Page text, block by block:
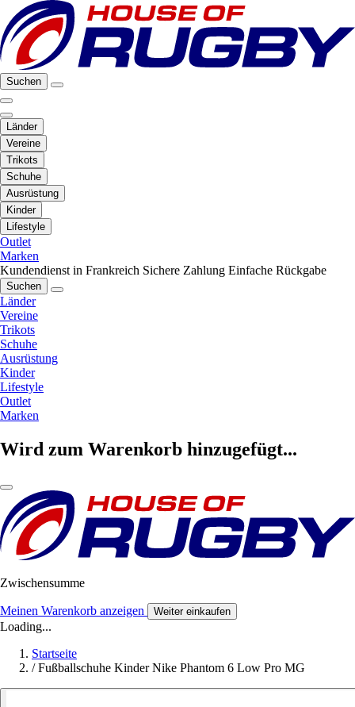
Suchen
Länder
Vereine
Trikots
Schuhe
Ausrüstung
Kinder
Lifestyle
Outlet
Marken
Kundendienst in Frankreich Sichere Zahlung Einfache Rückgabe
Suchen
Länder
Vereine
Trikots
Schuhe
Ausrüstung
Kinder
Lifestyle
Outlet
Marken
Wird zum Warenkorb hinzugefügt...
Zwischensumme
Meinen Warenkorb anzeigen Weiter einkaufen
Loading...
Startseite
/ Fußballschuhe Kinder Nike Phantom 6 Low Pro MG